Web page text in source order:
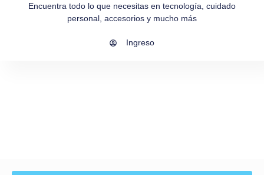
Encuentra todo lo que necesitas en tecnología, cuidado
personal, accesorios y mucho más
Ingreso